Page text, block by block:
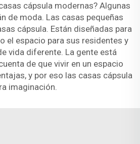
cápsula modernas? Algunas
de moda. Las casas pequeñas
cápsula. Están diseñadas para
el espacio para sus residentes y
vida diferente. La gente está
de que vivir en un espacio
y por eso las casas cápsula
imaginación.